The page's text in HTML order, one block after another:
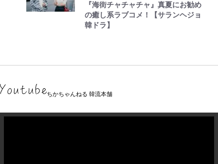
『海街チャチャチャ』真夏にお勧め
の癒し系ラブコメ！【サランヘジョ
韓ドラ】
ちかちゃんねる 韓流本舗